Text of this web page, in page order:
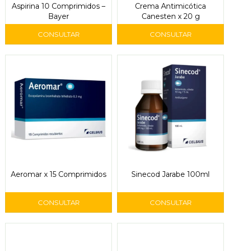
Aspirina 10 Comprimidos –
Bayer
Crema Antimicótica
Canesten x 20 g
Aeromar x 15 Comprimidos Sinecod Jarabe 100ml